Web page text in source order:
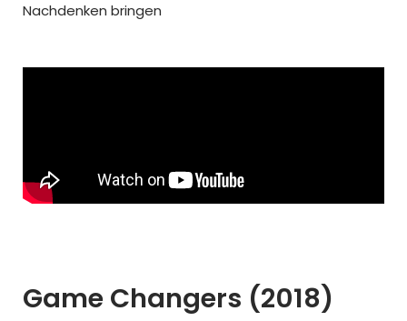
Nachdenken bringen
Game Changers (2018)